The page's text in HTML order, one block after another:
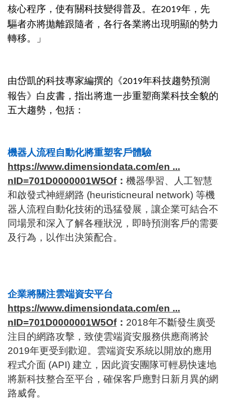
核心程序，使有關科技變得普及。在2019年，先
驅者亦將拋離跟隨者，各行各業將出現明顯的勢力
轉移。」
由岱凱的科技專家編撰的《2019年科技趨勢預測
報告》白皮書，指出將進一步重塑商業科技全貌的
五大趨勢，包括：
機器人流程自動化將重塑客戶體驗
https://www.dimensiondata.com/en ...
nID=701D0000001W5Of： 機器學習、人工智慧
和啟發式神經網路 (heuristicneural network) 等機
器人流程自動化技術的迅猛發展，讓企業可結合不
同場景和深入了解各種狀況，即時預測客戶的需要
及行為，以作出決策配合。
企業將關注雲端資安平台
https://www.dimensiondata.com/en ...
nID=701D0000001W5Of： 2018年不斷發生廣受
注目的網路攻擊，致使雲端資安服務供應商將於
2019年更受到歡迎。雲端資安系統以開放的應用
程式介面 (API) 建立，因此資安團隊可輕易快速地
將新科技整合至平台，確保客戶應對日新月異的網
路威脅。